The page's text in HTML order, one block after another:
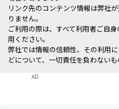
リンク先のコンテンツ情報は弊社
りません。
ご利用の際は、すべて利用者ご自
用ください。
弊社では情報の信頼性、その利用
どについて、一切責任を負わないも
AD